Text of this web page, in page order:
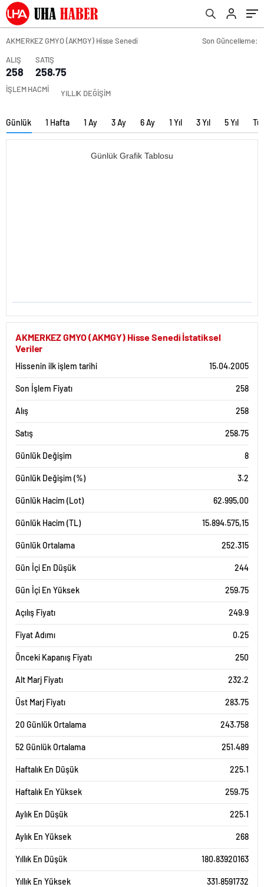
AKMERKEZ GMYO (AKMGY) Hisse Senedi
Son Güncelleme:
ALIŞ
258
SATIŞ
258.75
İŞLEM HACMİ YILLIK DEĞİŞİM
Günlük 1 Hafta 1 Ay 3 Ay 6 Ay 1 Yıl 3 Yıl 5 Yıl
Günlük Grafik Tablosu
AKMERKEZ GMYO (AKMGY) Hisse Senedi İstatiksel
Veriler
Hissenin ilk işlem tarihi 15.04.2005
Son İşlem Fiyatı 258
Alış 258
Satış 258.75
Günlük Değişim 8
Günlük Değişim (%) 3.2
Günlük Hacim (Lot) 62.995,00
Günlük Hacim (TL) 15.894.575,15
Günlük Ortalama 252.315
Gün İçi En Düşük 244
Gün İçi En Yüksek 259.75
Açılış Fiyatı 249.9
Fiyat Adımı 0.25
Önceki Kapanış Fiyatı 250
Alt Marj Fiyatı 232.2
Üst Marj Fiyatı 283.75
20 Günlük Ortalama 243.758
52 Günlük Ortalama 251.489
Haftalık En Düşük 225.1
Haftalık En Yüksek 259.75
Aylık En Düşük 225.1
Aylık En Yüksek 268
Yıllık En Düşük 180.83920163
Yıllık En Yüksek 331.8591732